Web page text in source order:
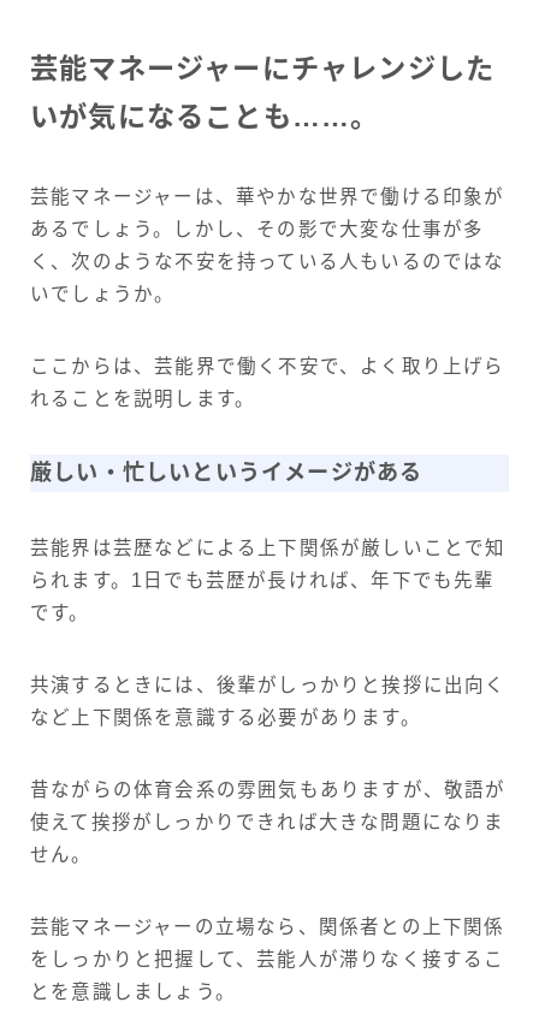
芸能マネージャーにチャレンジした
いが気になることも……。
芸能マネージャーは、華やかな世界で働ける印象が
あるでしょう。しかし、その影で大変な仕事が多
く、次のような不安を持っている人もいるのではな
いでしょうか。
ここからは、芸能界で働く不安で、よく取り上げら
れることを説明します。
厳しい・忙しいというイメージがある
芸能界は芸歴などによる上下関係が厳しいことで知
られます。1日でも芸歴が長ければ、年下でも先輩
です。
共演するときには、後輩がしっかりと挨拶に出向く
など上下関係を意識する必要があります。
昔ながらの体育会系の雰囲気もありますが、敬語が
使えて挨拶がしっかりできれば大きな問題になりま
せん。
芸能マネージャーの立場なら、関係者との上下関係
をしっかりと把握して、芸能人が滞りなく接するこ
とを意識しましょう。